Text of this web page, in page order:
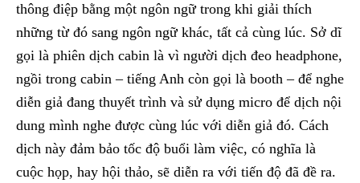
thông điệp bằng một ngôn ngữ trong khi giải thích
những từ đó sang ngôn ngữ khác, tất cả cùng lúc. Sở dĩ
gọi là phiên dịch cabin là vì người dịch đeo headphone,
ngồi trong cabin – tiếng Anh còn gọi là booth – để nghe
diễn giả đang thuyết trình và sử dụng micro để dịch nội
dung mình nghe được cùng lúc với diễn giả đó. Cách
dịch này đảm bảo tốc độ buổi làm việc, có nghĩa là
cuộc họp, hay hội thảo, sẽ diễn ra với tiến độ đã đề ra.